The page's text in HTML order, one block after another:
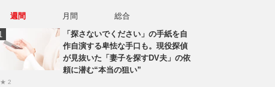
週間 月間
総合
「探さないでください」の手紙を自
作自演する卑怯な手口も。現役探偵
が見抜いた「妻子を探すDV夫」の依
頼に潜む“本当の狙い”
★ 2